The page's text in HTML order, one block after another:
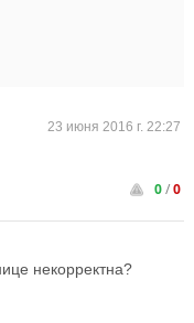
23 июня 2016 г. 22:27
0/0
некорректна?